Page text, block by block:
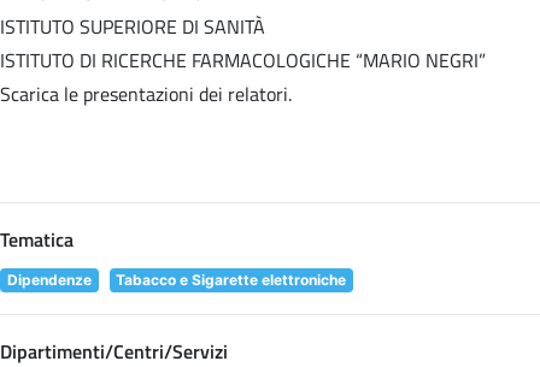
ISTITUTO SUPERIORE DI SANITÀ
ISTITUTO DI RICERCHE FARMACOLOGICHE “MARIO NEGRI”
Scarica le presentazioni dei relatori.
Tematica
Dipendenze Tabacco e Sigarette elettroniche
Dipartimenti/Centri/Servizi